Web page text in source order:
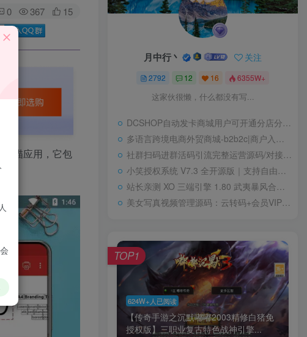
0 367 15
扫描应用，它包
月中行丶 关注
2792 12 16 6355W+
这家伙很懒，什么都没有写...
DCSHOP自动发卡商城用户可开通分店分销，支持实物发货，自带博客功能
多语言跨境电商外贸商城-b2b2c|商户入驻|随机物流|信用分|平台代发
社群扫码进群活码引流完整运营源码/对接免签约支付接口/推广正常绑定下级
小笑授权系统 V7.3 全开源版｜支持自由二次开发
站长亲测 XO 三端引擎 1.80 武夷暴风合击复古传奇手游服务端 魔神领域盘古圣地降魔天堂
美女写真视频管理源码：云转码+会员VIP系统，一键采集+代理系统全支持
624W+人已阅读
【传奇手游之沉默嘟嘟2003精修白猪免
授权版】三职业复古特色战神引擎...
TOP1